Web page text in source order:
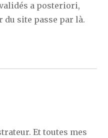
a posteriori,
site passe par là.
Et toutes mes